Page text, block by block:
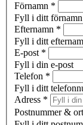
Förnamn *
Fyll i ditt förnamn
Efternamn *
Fyll i ditt
E-post *
Fyll i din e-post
Telefon *
Fyll i ditt
Adress *
Postnummer & ort